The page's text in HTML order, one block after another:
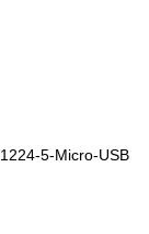
5-Micro-USB